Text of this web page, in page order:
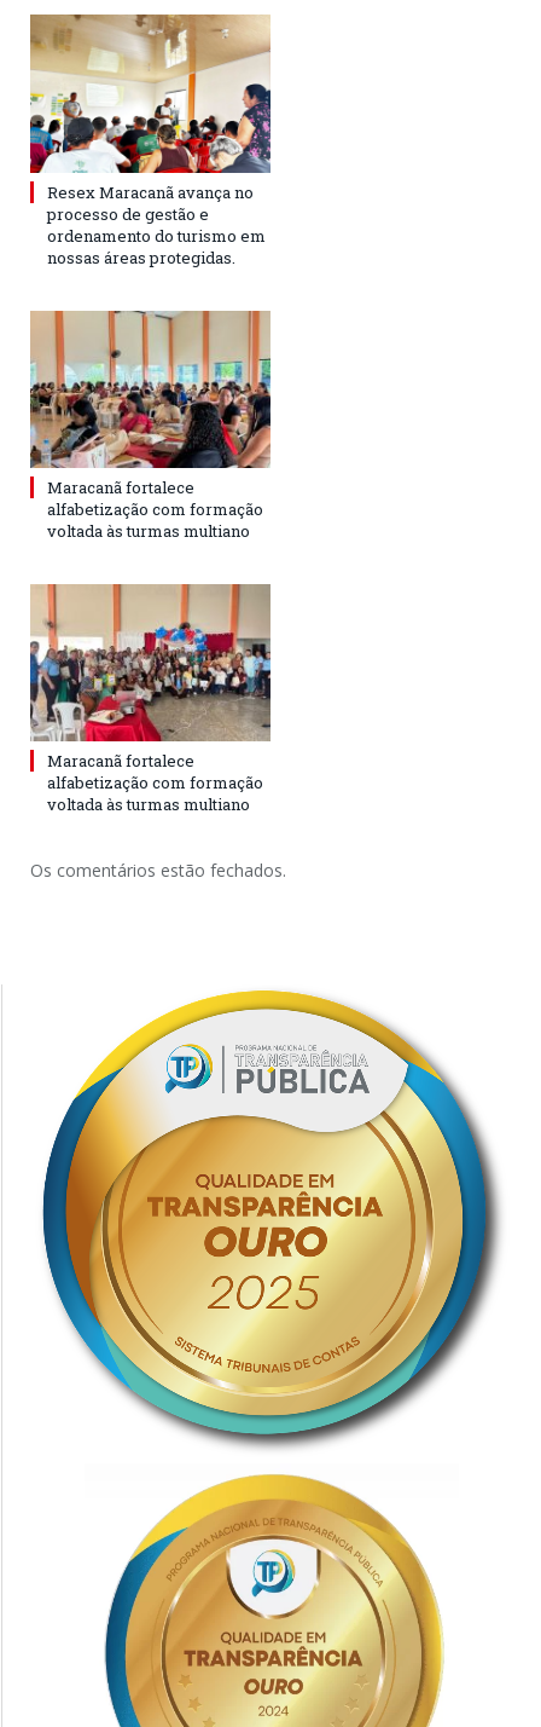
Resex Maracanã avança no
processo de gestão e
ordenamento do turismo em
nossas áreas protegidas.
Maracanã fortalece
alfabetização com formação
voltada às turmas multiano
Maracanã fortalece
alfabetização com formação
voltada às turmas multiano
Os comentários estão fechados.